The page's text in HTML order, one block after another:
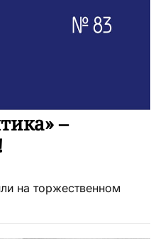
–
на торжественном